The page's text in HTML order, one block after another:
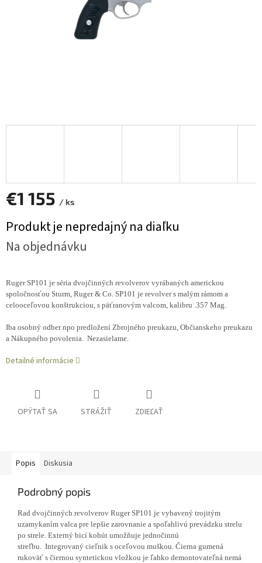
€1 155 / ks
cena:
Produkt je nepredajný na diaľku
Na objednávku
Ruger SP101 je séria dvojčinných revolverov vyrábaných americkou
spoločnosťou Sturm, Ruger & Co. SP101 je revolver s malým rámom a
celooceľovou konštrukciou, s päťranovým valcom, kalibru .357 Mag.
Iba osobný odber npo predložení Zbrojného preukazu, Občianskeho preukazu
a Nákupného povolenia. Nezasielame.
Detailné informácie
OPÝTAŤ SA STRÁŽIŤ ZDIEĽAŤ
Popis Diskusia
Podrobný popis
Rad dvojčinných revolverov Ruger SP101 je vybavený trojitým
uzamykaním valca pre lepšie zarovnanie a spoľahlivú prevádzku strelu
po strele. Externý bicí kohút umožňuje jednočinnú
streľbu. Integrovaný cieľnik s oceľovou muškou. Čierna gumená
rukoväť s čiernou syntetickou vložkou je ľahko demontovateľná nemá